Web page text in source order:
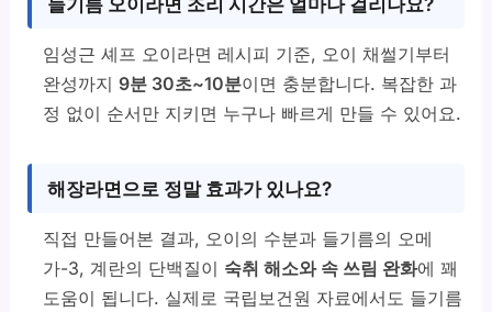
임성근 셰프 오이라면 레시피 기준, 오이 채썰기부터
완성까지9분 30초~10분이면 충분합니다. 복잡한 과
정 없이 순서만 지키면 누구나 빠르게 만들 수 있어요.
해장라면으로 정말 효과가 있나요?
직접 만들어본 결과, 오이의 수분과 들기름의 오메
가-3, 계란의 단백질이 숙취 해소와 속 쓰림 완화에 꽤
도움이 됩니다. 실제로 국립보건원 자료에서도 들기름